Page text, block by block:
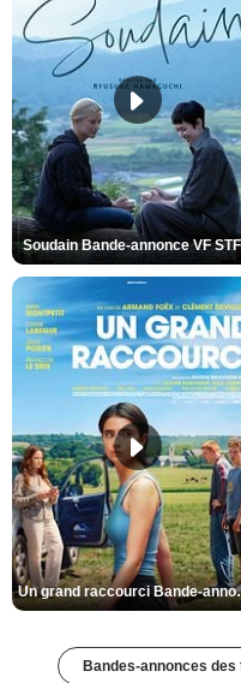
Soudain Bande-annonce VF
Un
Bandes-annonces